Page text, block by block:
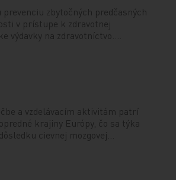
zbytočných predčasných
v prístupe k zdravotnej
výdavky na zdravotníctvo.…
a vzdelávacím aktivitám patrí
krajiny Európy, čo sa týka
cievnej mozgovej…